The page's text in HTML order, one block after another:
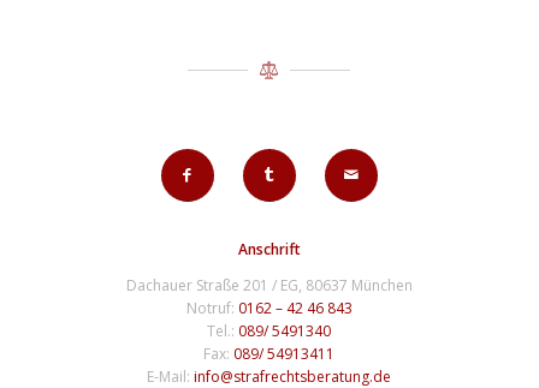
Anschrift
Dachauer Straße 201 / EG, 80637 München
Notruf: 0162 – 42 46 843
Tel.: 089/ 5491340
Fax: 089/ 54913411
E-Mail:info@strafrechtsberatung.de